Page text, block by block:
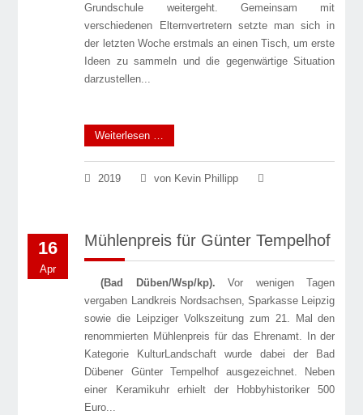
Grundschule weitergeht. Gemeinsam mit
verschiedenen Elternvertretern setzte man sich in
der letzten Woche erstmals an einen Tisch, um erste
Ideen zu sammeln und die gegenwärtige Situation
darzustellen...
Weiterlesen …
2019 von Kevin Phillipp
16
Apr
Mühlenpreis für Günter Tempelhof
(Bad Düben/Wsp/kp). Vor wenigen Tagen
vergaben Landkreis Nord­sachsen, Sparkasse Leipzig
sowie die Leipziger Volkszeitung zum 21. Mal den
renommierten Mühlenpreis für das Ehrenamt. In der
Kategorie KulturLandschaft wurde dabei der Bad
Dübener Günter Tempelhof ausgezeichnet. Neben
einer Keramikuhr erhielt der Hobbyhistoriker 500
Euro...